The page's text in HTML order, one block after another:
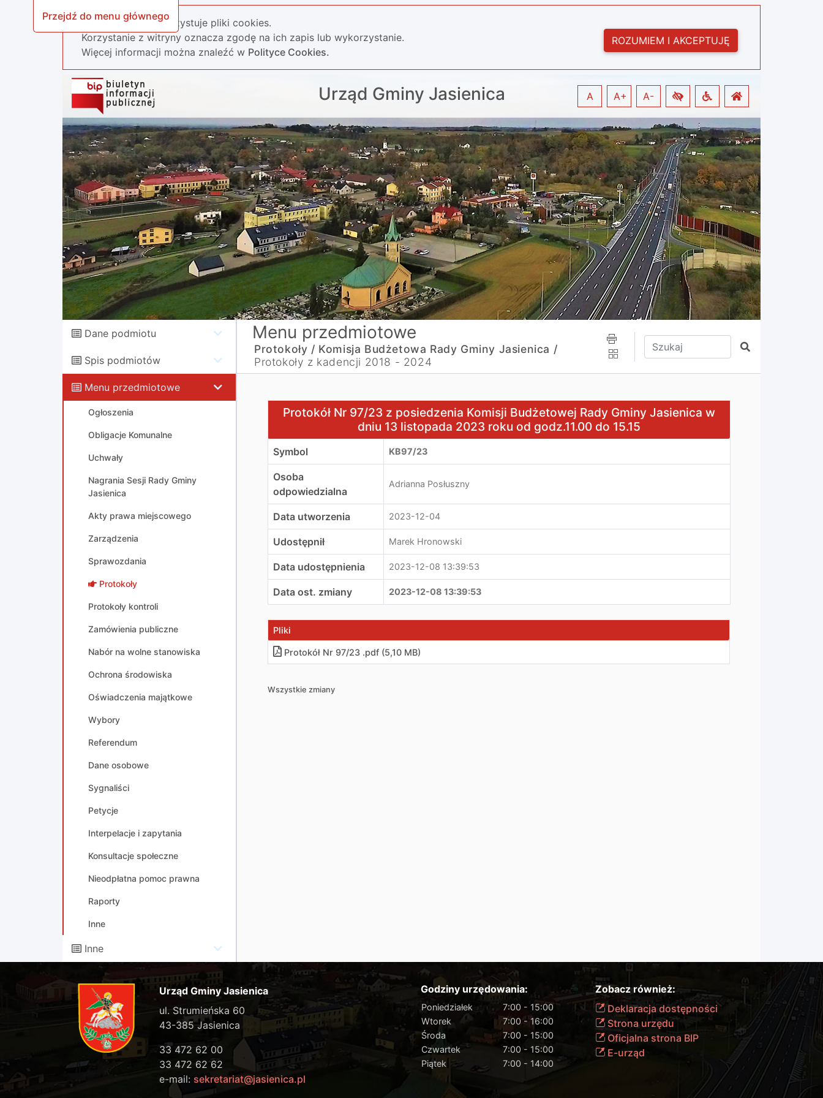
Przejdź do menu głównego
Nasza strona wykorzystuje pliki cookies.
Korzystanie z witryny oznacza zgodę na ich zapis lub wykorzystanie.
Więcej informacji można znaleźć w Polityce Cookies.
ROZUMIEM I AKCEPTUJĘ
Urząd Gminy Jasienica A A+ A-
Dane podmiotu
Spis podmiotów
Menu przedmiotowe
Ogłoszenia
Obligacje Komunalne
Uchwały
Nagrania Sesji Rady Gminy
Jasienica
Akty prawa miejscowego
Zarządzenia
Sprawozdania
Protokoły
Protokoły kontroli
Zamówienia publiczne
Nabór na wolne stanowiska
Ochrona środowiska
Oświadczenia majątkowe
Wybory
Referendum
Dane osobowe
Sygnaliści
Petycje
Interpelacje i zapytania
Konsultacje społeczne
Nieodpłatna pomoc prawna
Raporty
Inne
Inne
Menu przedmiotowe
Protokoły / Komisja Budżetowa Rady Gminy Jasienica /
Protokoły z kadencji 2018 - 2024
Wpisz tekst do wyszukania
Szukaj
Protokół Nr 97/23 z posiedzenia Komisji Budżetowej Rady Gminy Jasienica w dniu 13 listopada 2023 roku od
Protokół Nr 97/23 z posiedzenia Komisji Budżetowej Rady Gminy Jasienica w
dniu 13 listopada 2023 roku od godz.11.00 do 15.15
Symbol KB97/23
Osoba
odpowiedzialna
Adrianna Posłuszny
Data utworzenia 2023-12-04
Udostępnił Marek Hronowski
Data udostępnienia 2023-12-08 13:39:53
Data ost. zmiany 2023-12-08 13:39:53
Pliki
Protokół Nr 97/23 .pdf (5,10 MB)
Wszystkie zmiany
Urząd Gminy Jasienica
ul. Strumieńska 60
43-385 Jasienica
33 472 62 00
33 472 62 62
e-mail: sekretariat@jasienica.pl
Godziny urzędowania:
Poniedziałek
7:00 - 15:00
Wtorek
7:00 - 16:00
Środa
7:00 - 15:00
Czwartek
7:00 - 15:00
Piątek
7:00 - 14:00
Zobacz również:
Deklaracja dostępności
Strona urzędu
Oficjalna strona BIP
E-urząd